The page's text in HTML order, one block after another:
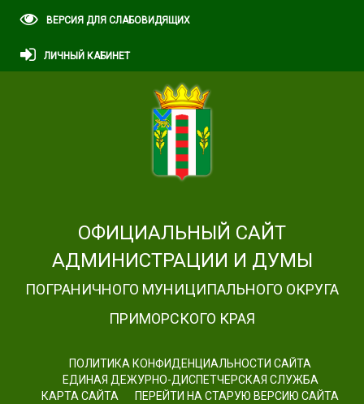
ВЕРСИЯ ДЛЯ СЛАБОВИДЯЩИХ
ЛИЧНЫЙ КАБИНЕТ
ОФИЦИАЛЬНЫЙ САЙТ
АДМИНИСТРАЦИИ И ДУМЫ
ПОГРАНИЧНОГО МУНИЦИПАЛЬНОГО ОКРУГА
ПРИМОРСКОГО КРАЯ
ПОЛИТИКА КОНФИДЕНЦИАЛЬНОСТИ САЙТА
ЕДИНАЯ ДЕЖУРНО-ДИСПЕТЧЕРСКАЯ СЛУЖБА
КАРТА САЙТА
ПЕРЕЙТИ НА СТАРУЮ ВЕРСИЮ САЙТА